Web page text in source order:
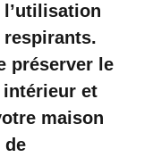
préserver le
intérieur et
maison
de